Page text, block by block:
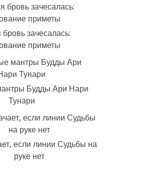
зачесалась:
приметы
Будды Ари Нари
Тунари
если линии Судьбы на
руке нет